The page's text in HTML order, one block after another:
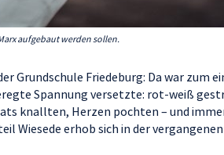
aufgebaut werden sollen.
Grundschule Friedeburg: Da war zum
Spannung versetzte: rot-weiß
knallten, Herzen pochten – und
Wiesede erhob sich in der